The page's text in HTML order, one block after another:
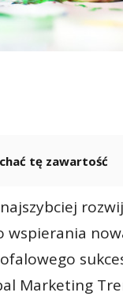
tę zawartość
wspierania
Marketing